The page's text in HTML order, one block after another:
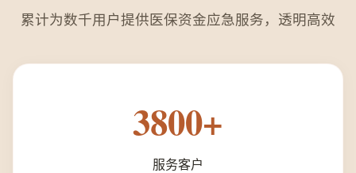
累计为数千用户提供医保资金应急服务，透明高效
3800+
服务客户